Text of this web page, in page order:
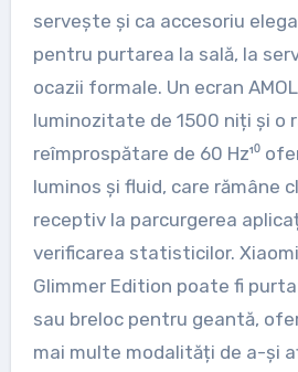
servește și ca accesoriu
pentru purtarea la sală, la
ocazii formale. Un ecran
luminozitate de 1500 niți și o
reîmprospătare de 60 Hz¹⁰
luminos și fluid, care rămâne
receptiv la parcurgerea
verificarea statisticilor.
Glimmer Edition poate fi
sau breloc pentru geantă,
mai multe modalități de a-și